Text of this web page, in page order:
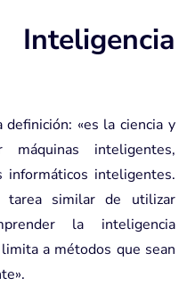
definición: «es la ciencia y
inteligentes,
informáticos inteligentes.
tarea similar de utilizar
la inteligencia
a métodos que sean